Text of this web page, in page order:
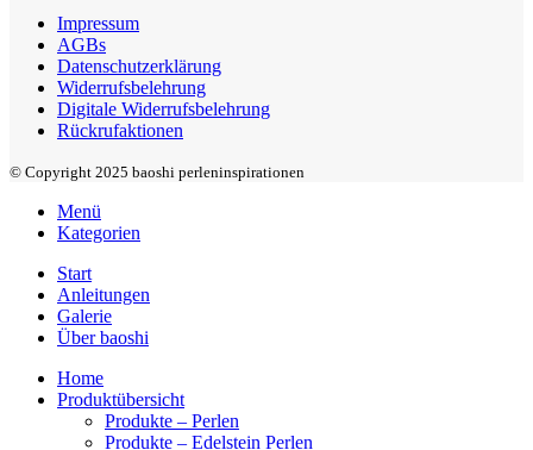
Impressum
AGBs
Datenschutzerklärung
Widerrufsbelehrung
Digitale Widerrufsbelehrung
Rückrufaktionen
© Copyright 2025 baoshi perleninspirationen
Menü
Kategorien
Start
Anleitungen
Galerie
Über baoshi
Home
Produktübersicht
Produkte – Perlen
Produkte – Edelstein Perlen